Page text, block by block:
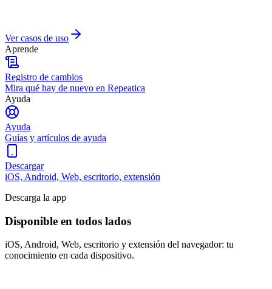
Ver casos de uso
Aprende
Registro de cambios
Mira qué hay de nuevo en Repeatica
Ayuda
Ayuda
Guías y artículos de ayuda
Descargar
iOS, Android, Web, escritorio, extensión
Descarga la app
Disponible en todos lados
iOS, Android, Web, escritorio y extensión del navegador: tu
conocimiento en cada dispositivo.